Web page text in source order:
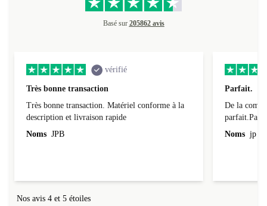
Basé sur 205862 avis
vérifié
Très bonne transaction
Très bonne transaction. Matériel conforme à la
description et livraison rapide
Noms JPB
Parfait.
De la
Noms jp
Nos avis 4 et 5 étoiles